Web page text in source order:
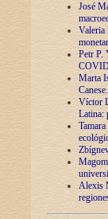
José
Valeria
Petr P.
Marta
Víctor
Latina:
Alexis